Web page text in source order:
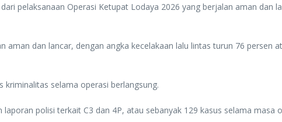
pelaksanaan Operasi Ketupat Lodaya 2026 yang berjalan aman dan
dan lancar, dengan angka kecelakaan lalu lintas turun 76 persen
kriminalitas selama operasi berlangsung.
polisi terkait C3 dan 4P, atau sebanyak 129 kasus selama masa